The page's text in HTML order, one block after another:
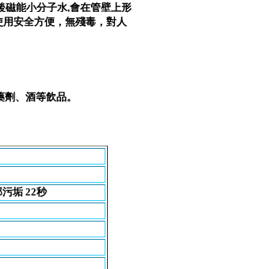
磁能小分子水,會在管壁上形
安全方便，無殘毒，對人
、酒等飲品。
污垢22秒